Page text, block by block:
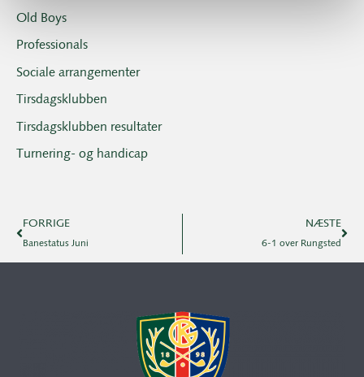
Old Boys
Professionals
Sociale arrangementer
Tirsdagsklubben
Tirsdagsklubben resultater
Turnering- og handicap
FORRIGE
Banestatus Juni
NÆSTE
6-1 over Rungsted